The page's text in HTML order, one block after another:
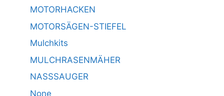
MOTORHACKEN
MOTORSÄGEN-STIEFEL
Mulchkits
MULCHRASENMÄHER
NASSSAUGER
None